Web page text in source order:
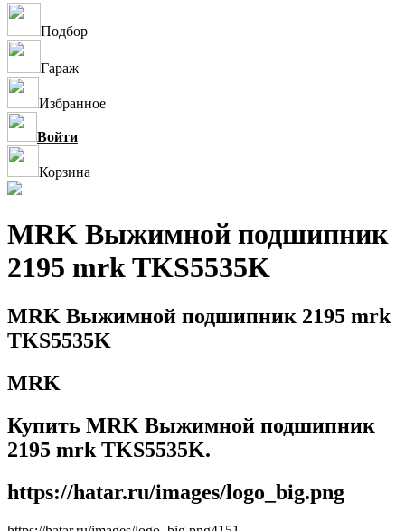
Подбор
Гараж
Избранное
Войти
Корзина
MRK Выжимной подшипник
2195 mrk TKS5535K
MRK Выжимной подшипник 2195 mrk
TKS5535K
MRK
Купить MRK Выжимной подшипник
2195 mrk TKS5535K.
https://hatar.ru/images/logo_big.png